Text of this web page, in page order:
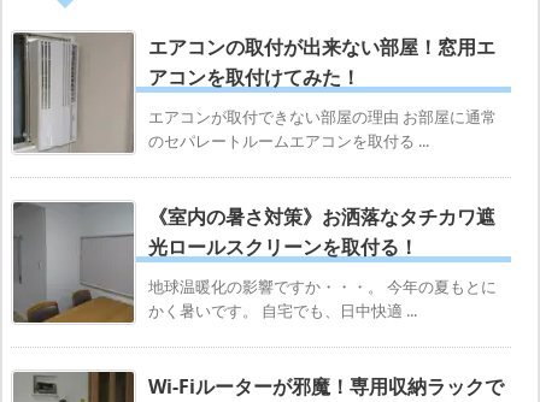
エアコンの取付が出来ない部屋！窓用エ
アコンを取付けてみた！
エアコンが取付できない部屋の理由 お部屋に通常
のセパレートルームエアコンを取付る ...
《室内の暑さ対策》お洒落なタチカワ遮
光ロールスクリーンを取付る！
地球温暖化の影響ですか・・・。 今年の夏もとに
かく暑いです。 自宅でも、日中快適 ...
Wi-Fiルーターが邪魔！専用収納ラックで